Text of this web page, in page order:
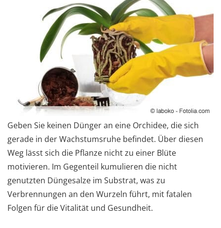
Geben Sie keinen Dünger an eine Orchidee, die sich
gerade in der Wachstumsruhe befindet. Über diesen
Weg lässt sich die Pflanze nicht zu einer Blüte
motivieren. Im Gegenteil kumulieren die nicht
genutzten Düngesalze im Substrat, was zu
Verbrennungen an den Wurzeln führt, mit fatalen
Folgen für die Vitalität und Gesundheit.